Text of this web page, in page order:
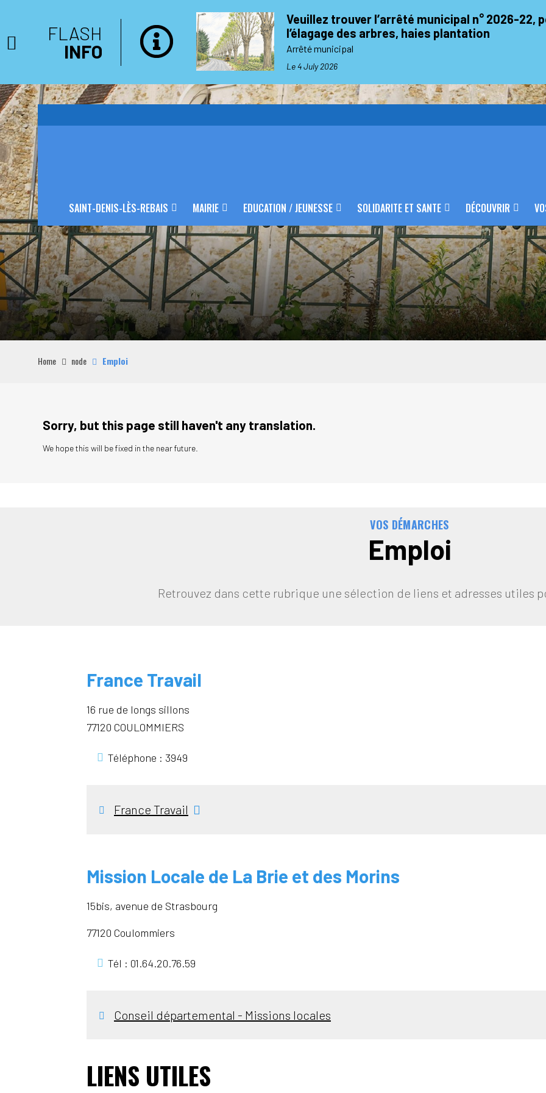
FLASH
INFO
Veuillez trouver l’arrêté municipal n° 2026-22,
l’élagage des arbres, haies plantation
Arrêté municipal
Le 4 July 2026
SAINT-DENIS-LÈS-REBAIS MAIRIE EDUCATION / JEUNESSE SOLIDARITE ET SANTE DÉCOUVRIR
Home node Emploi
Sorry, but this page still haven't any translation.
We hope this will be fixed in the near future.
VOS DÉMARCHES
Emploi
Retrouvez dans cette rubrique une sélection de liens et adresses utiles
France Travail
16 rue de longs sillons
77120 COULOMMIERS
Téléphone : 3949
France Travail
Mission Locale de La Brie et des Morins
15bis, avenue de Strasbourg
77120 Coulommiers
Tél : 01.64.20.76.59
Conseil départemental - Missions locales
LIENS UTILES